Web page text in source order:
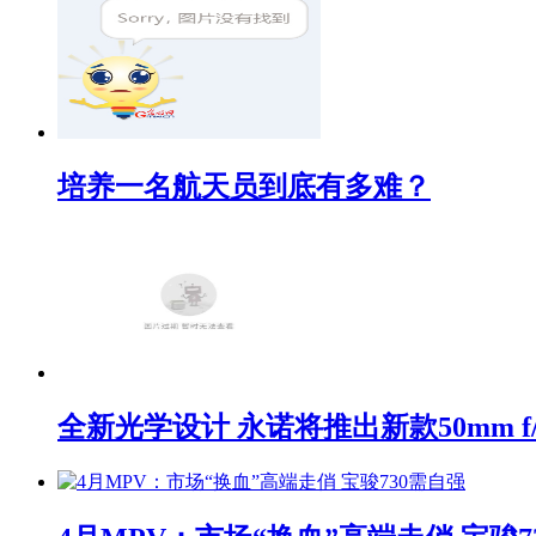
培养一名航天员到底有多难？
全新光学设计 永诺将推出新款50mm